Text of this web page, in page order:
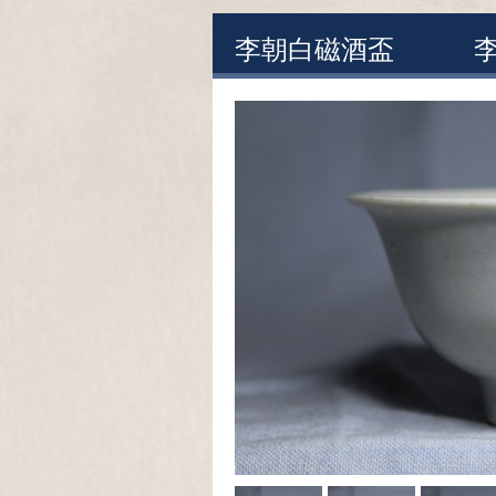
李朝白磁酒盃